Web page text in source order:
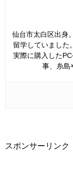
仙台市太白区出身
留学していました
実際に購入した
事、糸島
スポンサーリンク